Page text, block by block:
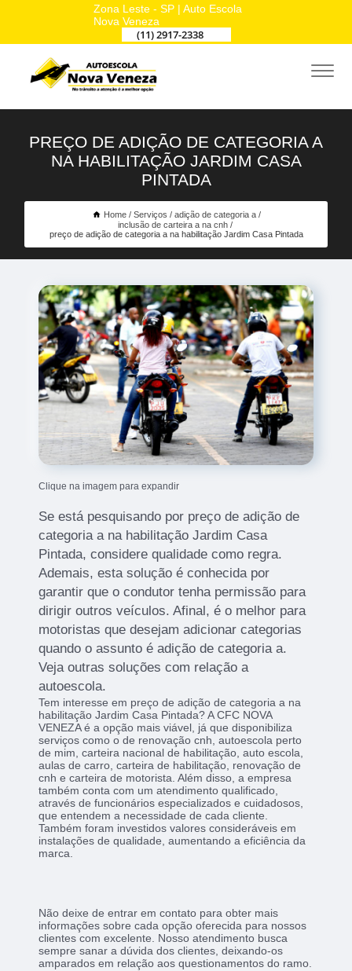
Zona Leste - SP | Auto Escola
Nova Veneza
(11) 2917-2338
PREÇO DE ADIÇÃO DE CATEGORIA A
NA HABILITAÇÃO JARDIM CASA
PINTADA
Home Serviços
adição de categoria a
inclusão de carteira a na cnh
preço de adição de categoria a na habilitação Jardim Casa Pintada
Clique na imagem para expandir
Se está pesquisando por preço de adição de
categoria a na habilitação Jardim Casa
Pintada, considere qualidade como regra.
Ademais, esta solução é conhecida por
garantir que o condutor tenha permissão para
dirigir outros veículos. Afinal, é o melhor para
motoristas que desejam adicionar categorias
quando o assunto é adição de categoria a.
Veja outras soluções com relação a
autoescola.
Tem interesse em preço de adição de categoria a na
habilitação Jardim Casa Pintada? A CFC NOVA
VENEZA é a opção mais viável, já que disponibiliza
serviços como o de renovação cnh, autoescola perto
de mim, carteira nacional de habilitação, auto escola,
aulas de carro, carteira de habilitação, renovação de
cnh e carteira de motorista. Além disso, a empresa
também conta com um atendimento qualificado,
através de funcionários especializados e cuidadosos,
que entendem a necessidade de cada cliente.
Também foram investidos valores consideráveis em
instalações de qualidade, aumentando a eficiência da
marca.
Não deixe de entrar em contato para obter mais
informações sobre cada opção oferecida para nossos
clientes com excelente. Nosso atendimento busca
sempre sanar a dúvida dos clientes, deixando-os
amparados em relação aos questionamentos do ramo.